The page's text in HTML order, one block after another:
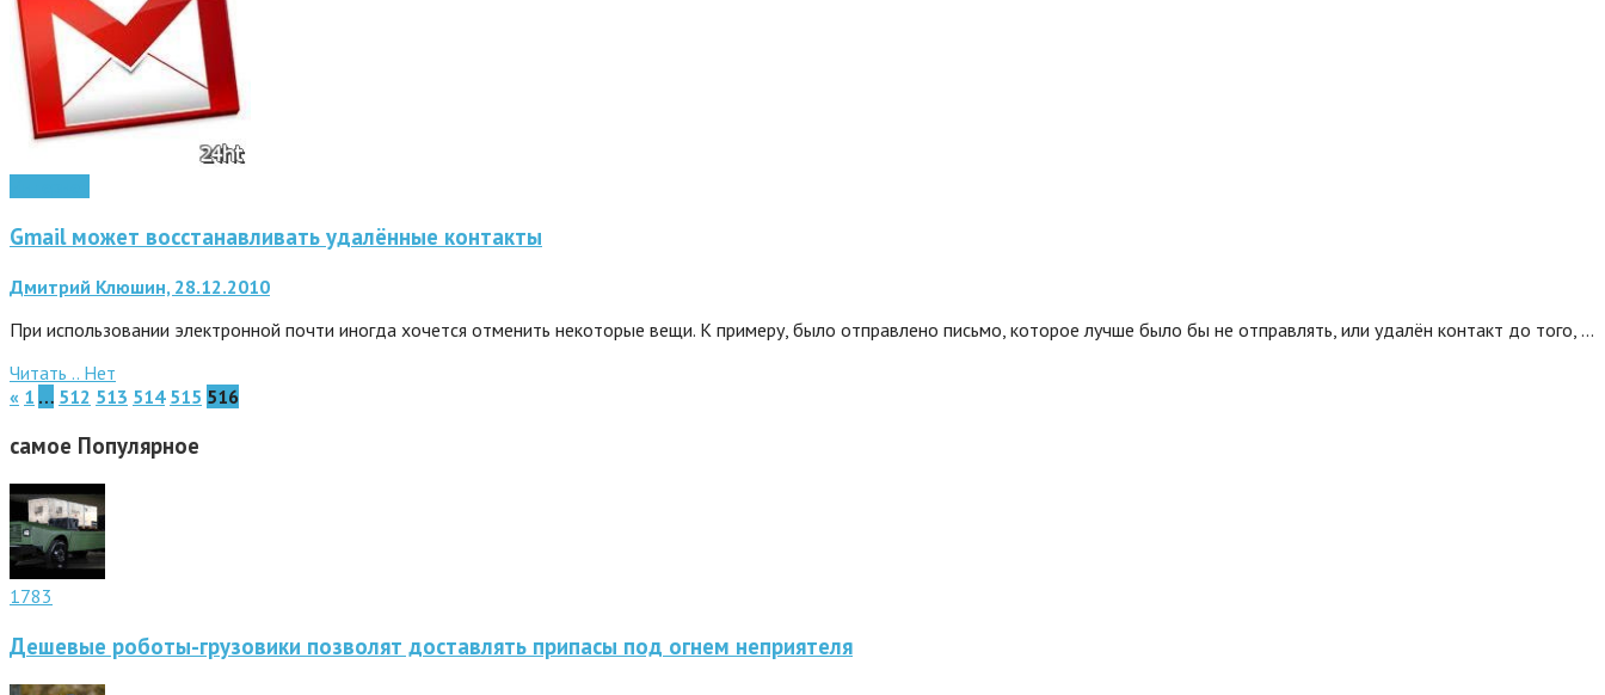
Gmail может восстанавливать удалённые контакты
Дмитрий Клюшин, 28.12.2010
При использовании электронной почти иногда хочется отменить некоторые вещи. К примеру, было отправлено письмо, которое лучше было бы не отправлять, или удалён контакт до того, …
Читать .. Нет
« 1 … 512 513 514 515 516
самое Популярное
1783
Дешевые роботы-грузовики позволят доставлять припасы под огнем неприятеля